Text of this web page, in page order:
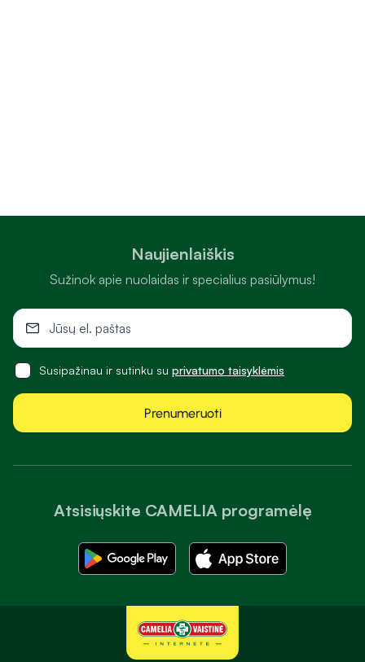
Atsisiųskite CAMELIA programėlę
Naujienlaiškis
Sužinok apie nuolaidas ir specialius pasiūlymus!
Susipažinau ir sutinku su privatumo taisyklėmis
Prenumeruoti